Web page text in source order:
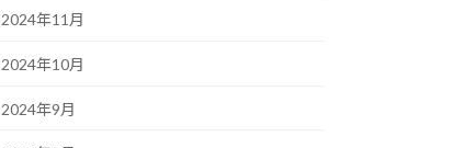
2024年11月
2024年10月
2024年9月